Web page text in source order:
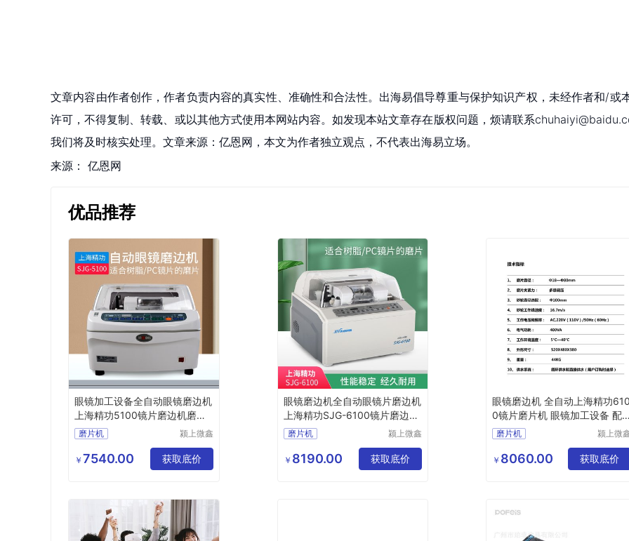
文章内容由作者创作，作者负责内容的真实性、准确性和合法性。出海易倡导尊重与保护知识产权，未经作者和/或
许可，不得复制、转载、或以其他方式使用本网站内容。如发现本站文章存在版权问题，烦请联系
我们将及时核实处理。文章来源：亿恩网，本文为作者独立观点，不代表出海易立场。
来源： 亿恩网
优品推荐
眼镜加工设备全自动眼镜磨边机
上海精功5100镜片磨边机磨片
机磨片机
颍上微鑫
有限公司
￥ 7540.00 获取底价
眼镜磨边机全自动眼镜片磨边机
上海精功SJG-6100镜片磨边机
磨片机
磨片机
颍上微鑫
有限公司
￥ 8190.00 获取底价
眼镜磨边机 全自动上海精功610
0镜片磨片机 眼镜加工设备 配
底座
磨片机
颍上微
有限公司
￥ 8060.00 获取底价